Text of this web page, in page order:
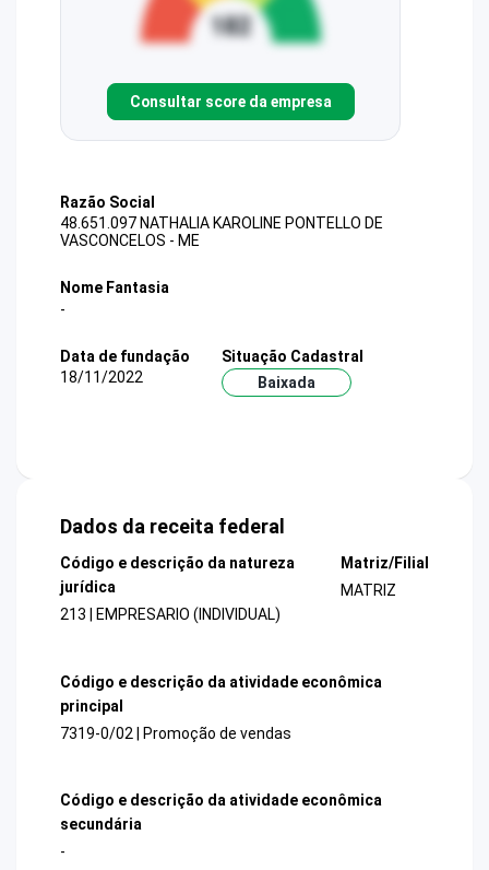
Consultar score da empresa
Razão Social
48.651.097 NATHALIA KAROLINE PONTELLO DE
VASCONCELOS - ME
Nome Fantasia
-
Data de fundação
18/11/2022
Situação Cadastral
Baixada
Dados da receita federal
Código e descrição da natureza
jurídica
213 | EMPRESARIO (INDIVIDUAL)
Matriz/Filial
MATRIZ
Código e descrição da atividade econômica
principal
7319-0/02 | Promoção de vendas
Código e descrição da atividade econômica
secundária
-